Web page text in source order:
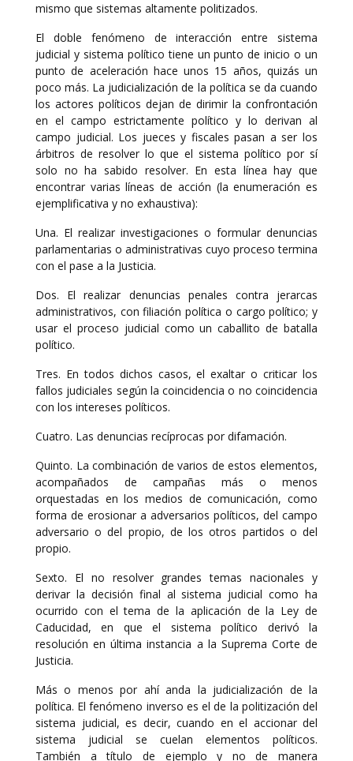
mismo que sistemas altamente politizados.
El doble fenómeno de interacción entre sistema
judicial y sistema político tiene un punto de inicio o un
punto de aceleración hace unos 15 años, quizás un
poco más. La judicialización de la política se da cuando
los actores políticos dejan de dirimir la confrontación
en el campo estrictamente político y lo derivan al
campo judicial. Los jueces y fiscales pasan a ser los
árbitros de resolver lo que el sistema político por sí
solo no ha sabido resolver. En esta línea hay que
encontrar varias líneas de acción (la enumeración es
ejemplificativa y no exhaustiva):
Una. El realizar investigaciones o formular denuncias
parlamentarias o administrativas cuyo proceso termina
con el pase a la Justicia.
Dos. El realizar denuncias penales contra jerarcas
administrativos, con filiación política o cargo político; y
usar el proceso judicial como un caballito de batalla
político.
Tres. En todos dichos casos, el exaltar o criticar los
fallos judiciales según la coincidencia o no coincidencia
con los intereses políticos.
Cuatro. Las denuncias recíprocas por difamación.
Quinto. La combinación de varios de estos elementos,
acompañados de campañas más o menos
orquestadas en los medios de comunicación, como
forma de erosionar a adversarios políticos, del campo
adversario o del propio, de los otros partidos o del
propio.
Sexto. El no resolver grandes temas nacionales y
derivar la decisión final al sistema judicial como ha
ocurrido con el tema de la aplicación de la Ley de
Caducidad, en que el sistema político derivó la
resolución en última instancia a la Suprema Corte de
Justicia.
Más o menos por ahí anda la judicialización de la
política. El fenómeno inverso es el de la politización del
sistema judicial, es decir, cuando en el accionar del
sistema judicial se cuelan elementos políticos.
También a título de ejemplo y no de manera